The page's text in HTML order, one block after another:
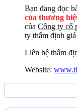
Bạn đang đọc
của thương
của Công ty cổ
ty thẩm định
Liên hệ thẩm
Website: